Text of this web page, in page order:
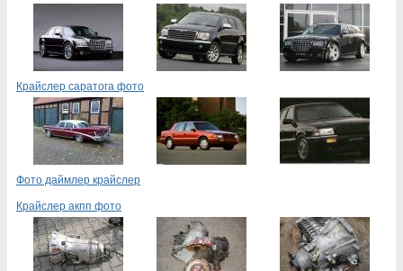
Крайслер саратога фото
Фото даймлер крайслер
Крайслер акпп фото